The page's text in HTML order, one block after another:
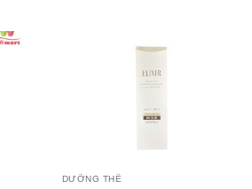
DƯỠNG THỂ